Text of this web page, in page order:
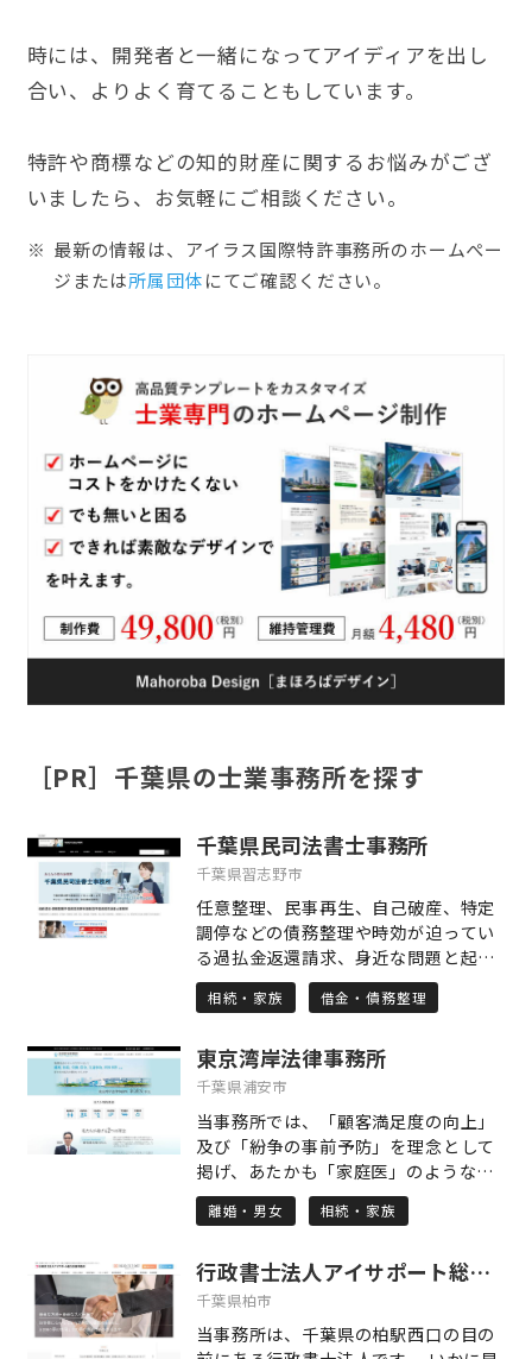
時には、開発者と一緒になってアイディアを出し
合い、よりよく育てることもしています。
特許や商標などの知的財産に関するお悩みがござ
いましたら、お気軽にご相談ください。
最新の情報は、アイラス国際特許事務所のホームぺー
ジまたは所属団体にてご確認ください。
［PR］千葉県の士業事務所を探す
千葉県民司法書士事務所
千葉県習志野市
任意整理、民事再生、自己破産、特定
調停などの債務整理や時効が迫ってい
る過払金返還請求、身近な問題と起こ
る相続や相続財産の管理、自身の死後
の事務処理など遺言に関することや、
商法への対応、中小企業経営において
大切な売掛金の回収や労働問題（少額
ションやアパートなどの不動産トラブ
ル、高齢化社会において増加している
成年後見や任意後見契約といった財産
管理や死後事務の依頼、養育費の請求
や給与等の差押手続きなど、一般民事
に関する相談は初回無料で承っており
ます。お気軽にご相談ください。
相続・家族 借金・債務整理
東京湾岸法律事務所
千葉県浦安市
当事務所では、「顧客満足度の向上」
及び「紛争の事前予防」を理念として
掲げ、あたかも「家庭医」のような雰
囲気を持った弁護士が気軽にお客様の
相談に乗り、裁判沙汰になる前に紛争
く、陽日に向かう「ひまわり」バッジ
に恥じない弁護士として「血の通っ
た、信頼される司法」の構築に尽力し
て参ります。
離婚・男女 相続・家族
行政書士法人アイサポート総合法務事務所
千葉県柏市
当事務所は、千葉県の柏駅西口の目の